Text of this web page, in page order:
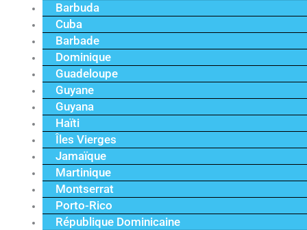
Barbuda
Cuba
Barbade
Dominique
Guadeloupe
Guyane
Guyana
Haïti
Îles Vierges
Jamaïque
Martinique
Montserrat
Porto-Rico
République Dominicaine